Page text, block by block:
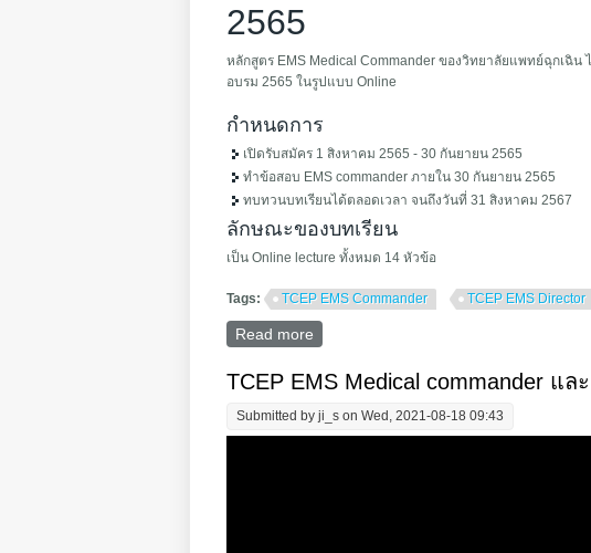
2565
หลักสูตร EMS Medical Commander ของวิทยาลัยแพทย์ฉุกเฉิ
อบรม 2565 ในรูปแบบ Online
กำหนดการ
เปิดรับสมัคร 1 สิงหาคม 2565 - 30 กันยายน 2565
ทำข้อสอบ EMS commander ภายใน 30 กันยายน 2565
ทบทวนบทเรียนได้ตลอดเวลา จนถึงวันที่ 31 สิงหาคม 2567
ลักษณะของบทเรียน
เป็น Online lecture ทั้งหมด 14 หัวข้อ
Tags: TCEP EMS Commander TCEP EMS Director
Read more
TCEP EMS Medical commander แล
Submitted byji_s on Wed, 2021-08-18 09:43